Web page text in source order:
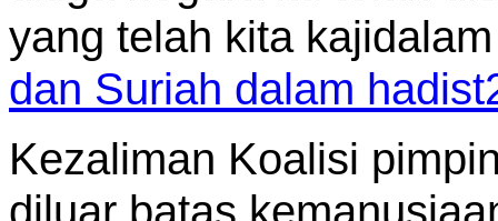
yang telah kita
dan Suriah dalam
Kezaliman Koalisi